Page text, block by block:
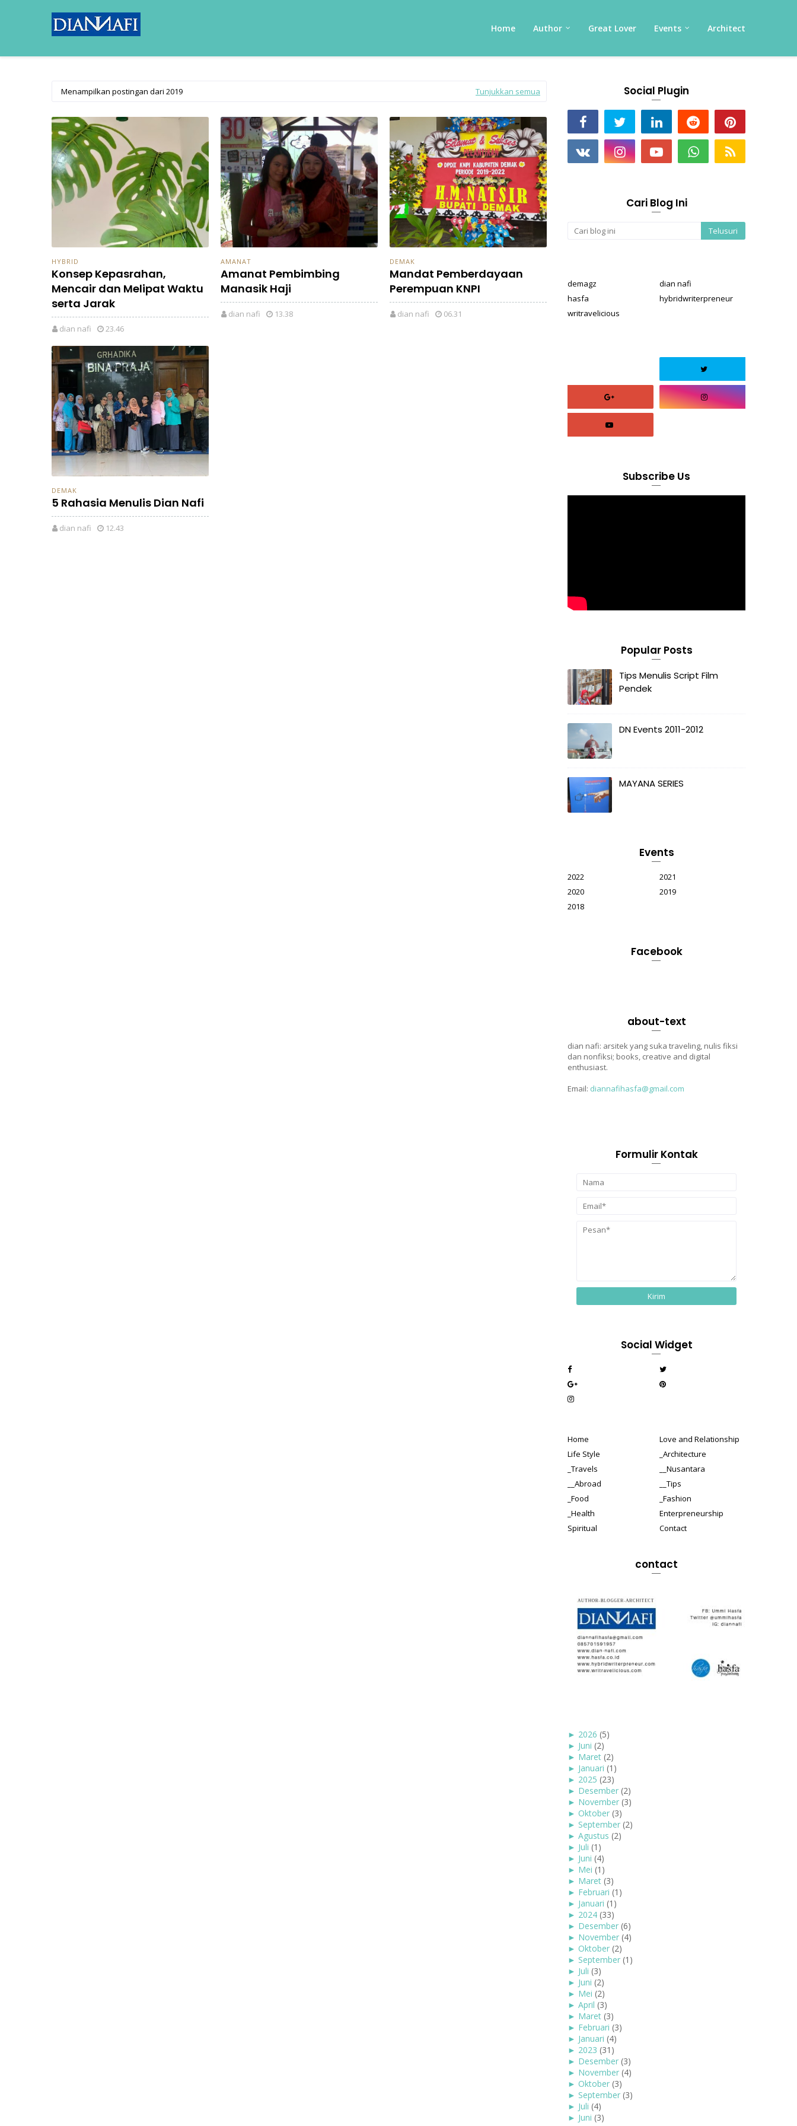
Home Author Great Lover Events Architect
Menampilkan postingan dari 2019 Tunjukkan semua
HYBRID
Konsep Kepasrahan,
Mencair dan Melipat Waktu
serta Jarak
dian nafi 23.46
AMANAT
Amanat Pembimbing
Manasik Haji
dian nafi 13.38
DEMAK
Mandat Pemberdayaan
Perempuan KNPI
dian nafi 06.31
DEMAK
5 Rahasia Menulis Dian Nafi
dian nafi 12.43
Social Plugin
Cari Blog Ini
demagz
dian nafi
hasfa
hybridwriterpreneur
writravelicious
Subscribe Us
Popular Posts
Tips Menulis Script Film
Pendek
DN Events 2011-2012
MAYANA SERIES
Events
2022
2021
2020
2019
2018
Facebook
about-text
dian nafi: arsitek yang suka traveling, nulis fiksi
dan nonfiksi; books, creative and digital
enthusiast.
Email: diannafihasfa@gmail.com
Formulir Kontak
Social Widget
Home
Love and Relationship
Life Style
_Architecture
_Travels
__Nusantara
__Abroad
__Tips
_Food
_Fashion
_Health
Enterpreneurship
Spiritual
Contact
contact
► 2026 (5)
► Juni (2)
► Maret (2)
► Januari (1)
► 2025 (23)
► Desember (2)
► November (3)
► Oktober (3)
► September (2)
► Agustus (2)
► Juli (1)
► Juni (4)
► Mei (1)
► Maret (3)
► Februari (1)
► Januari (1)
► 2024 (33)
► Desember (6)
► November (4)
► Oktober (2)
► September (1)
► Juli (3)
► Juni (2)
► Mei (2)
► April (3)
► Maret (3)
► Februari (3)
► Januari (4)
► 2023 (31)
► Desember (3)
► November (4)
► Oktober (3)
► September (3)
► Juli (4)
► Juni (3)